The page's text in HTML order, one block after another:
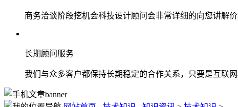
商务洽谈阶段挖机会科技设计顾问会非常详细的向您讲解
长期顾问服务
我们与众多客户都保持长期稳定的合作关系，只要是互联